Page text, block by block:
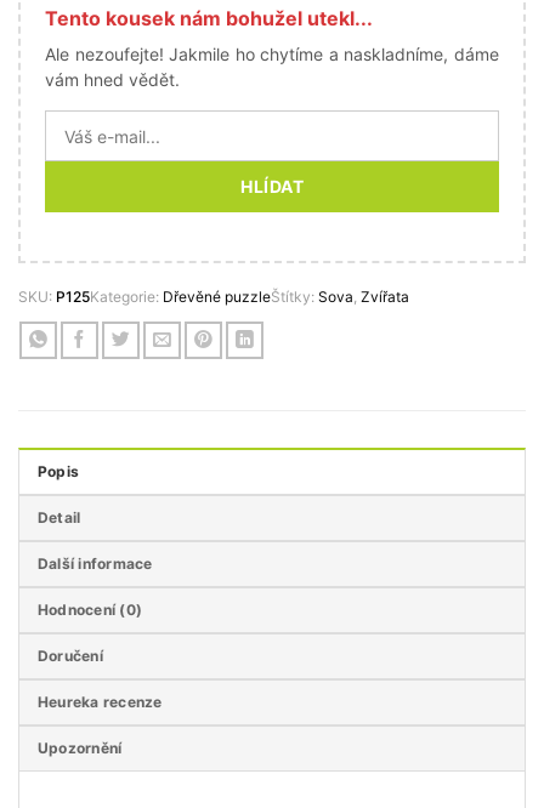
Tento kousek nám bohužel utekl...
Ale nezoufejte! Jakmile ho chytíme a naskladníme, dáme
vám hned vědět.
HLÍDAT
SKU: P125Kategorie: Dřevěné puzzleŠtítky: Sova Zvířata
Popis
Detail
Další informace
Hodnocení (0)
Doručení
Heureka recenze
Upozornění